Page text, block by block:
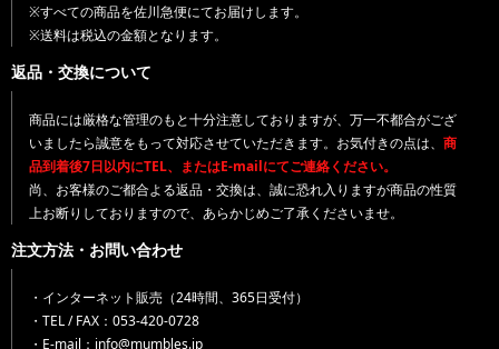
※すべての商品を佐川急便にてお届けします。
※送料は税込の金額となります。
返品・交換について
商品には厳格な管理のもと十分注意しておりますが、万一不都合がござ
いましたら誠意をもって対応させていただきます。お気付きの点は、 商
品到着後7日以内にTEL、またはE-mailにてご連絡ください。
尚、お客様のご都合よる返品・交換は、誠に恐れ入りますが商品の性質
上お断りしておりますので、あらかじめご了承くださいませ。
注文方法・お問い合わせ
・インターネット販売（24時間、365日受付）
・TEL / FAX：053-420-0728
・E-mail：info@mumbles.jp